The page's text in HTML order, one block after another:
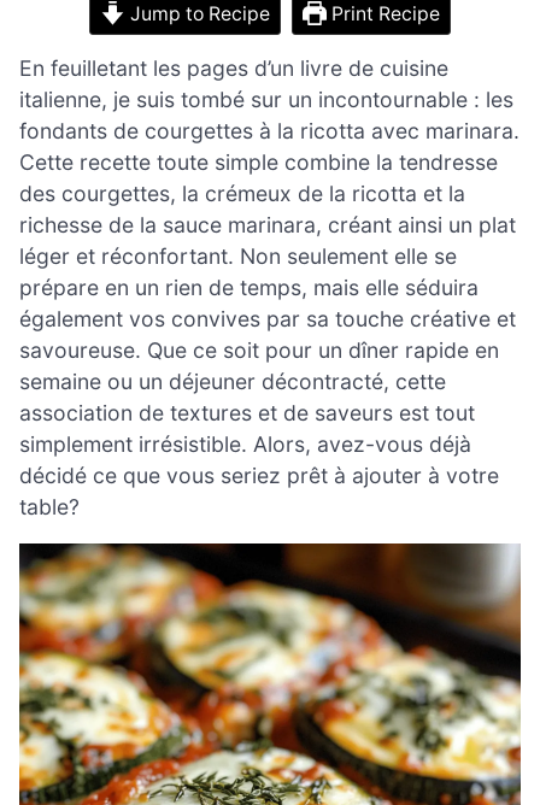
Jump to Recipe Print Recipe
En feuilletant les pages d’un livre de cuisine
italienne, je suis tombé sur un incontournable : les
fondants de courgettes à la ricotta avec marinara.
Cette recette toute simple combine la tendresse
des courgettes, la crémeux de la ricotta et la
richesse de la sauce marinara, créant ainsi un plat
léger et réconfortant. Non seulement elle se
prépare en un rien de temps, mais elle séduira
également vos convives par sa touche créative et
savoureuse. Que ce soit pour un dîner rapide en
semaine ou un déjeuner décontracté, cette
association de textures et de saveurs est tout
simplement irrésistible. Alors, avez-vous déjà
décidé ce que vous seriez prêt à ajouter à votre
table?